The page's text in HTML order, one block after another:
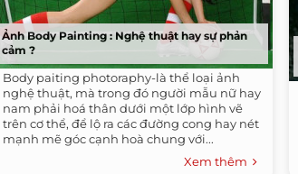
Ảnh Body Painting : Nghệ thuật hay sự phản
cảm ?
Body paiting photoraphy-là thể loại ảnh
nghệ thuật, mà trong đó người mẫu nữ hay
nam phải hoá thân dưới một lớp hình vẽ
trên cơ thể, để lộ ra các đường cong hay nét
mạnh mẽ góc cạnh hoà chung với...
Xem thêm